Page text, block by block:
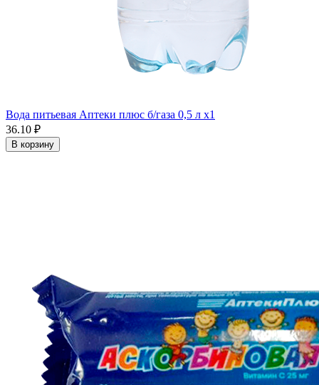
Вода питьевая Аптеки плюс б/газа 0,5 л x1
36.10 ₽
В корзину